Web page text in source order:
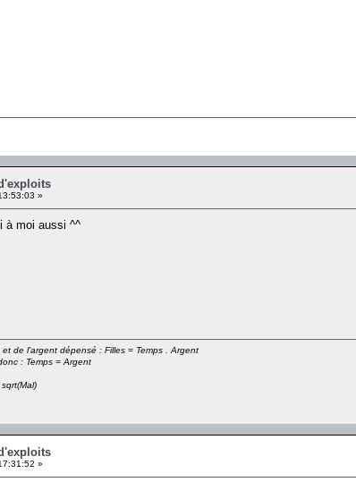
»
à moi aussi ^^
de l'argent dépensé : Filles = Temps . Argent
: Temps = Argent
»